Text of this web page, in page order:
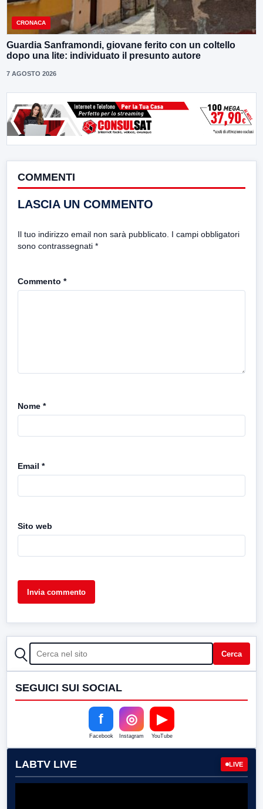
CRONACA
Guardia Sanframondi, giovane ferito con un coltello
dopo una lite: individuato il presunto autore
7 AGOSTO 2026
COMMENTI
LASCIA UN COMMENTO
Il tuo indirizzo email non sarà pubblicato. I campi obbligatori
sono contrassegnati *
Commento *
Nome *
Email *
Sito web
CERCA Cerca
SEGUICI SUI SOCIAL
f
Facebook
◎
Instagram
▶
YouTube
LABTV LIVE LIVE